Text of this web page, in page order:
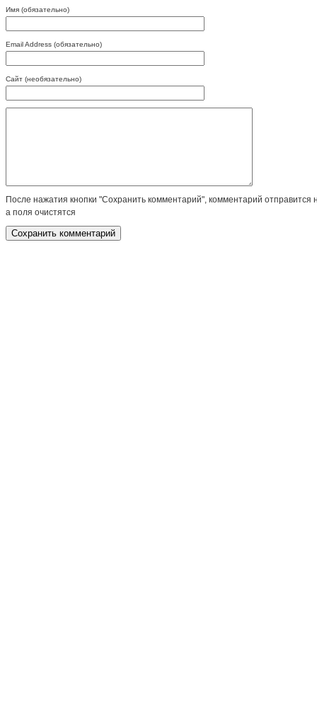
Имя (обязательно)
Email Address (обязательно)
Сайт (необязательно)
После нажатия кнопки "Сохранить комментарий", комментарий отправится
а поля очистятся